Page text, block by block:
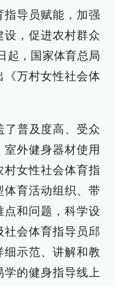
指导员赋能，加强
设，促进农村群众
起，国家体育总局
《万村女性社会体
了普及度高、受众
外健身器材使用
村女性社会体育指
体育活动组织、带
点和问题，科学设
社会体育指导员邱
细示范、讲解和教
的健身指导线上